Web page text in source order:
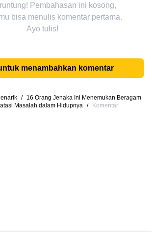
Pembahasan ini kosong,
bisa menulis komentar pertama.
Ayo tulis!
menambahkan komentar
/
16 Orang Jenaka Ini Menemukan Beragam
Masalah dalam Hidupnya / Komentar